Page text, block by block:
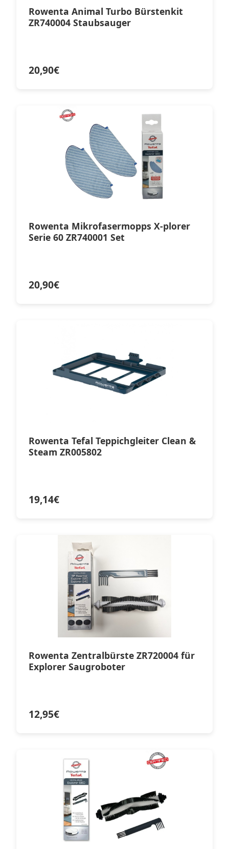
Rowenta Animal Turbo Bürstenkit
ZR740004 Staubsauger
20,90€
Rowenta Mikrofasermopps X-plorer
Serie 60 ZR740001 Set
20,90€
Rowenta Tefal Teppichgleiter Clean &
Steam ZR005802
19,14€
Rowenta Zentralbürste ZR720004 für
Explorer Saugroboter
12,95€